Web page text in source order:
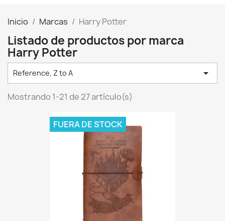
Inicio Marcas Harry Potter
Listado de productos por marca
Harry Potter
Reference, Z to A 
Mostrando 1-21 de 27 artículo(s)
FUERA DE STOCK